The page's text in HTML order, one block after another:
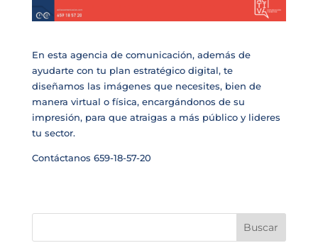
En esta agencia de comunicación, además de
ayudarte con tu plan estratégico digital, te
diseñamos las imágenes que necesites, bien de
manera virtual o física, encargándonos de su
impresión, para que atraigas a más público y lideres
tu sector.
Contáctanos 659-18-57-20
Buscar